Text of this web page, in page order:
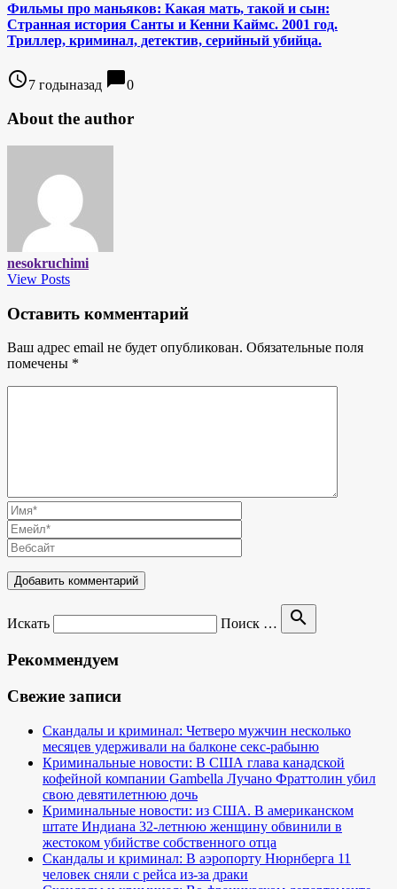
Фильмы про маньяков: Какая мать, такой и сын:
Странная история Санты и Кенни Каймс. 2001 год.
Триллер, криминал, детектив, серийный убийца.
access_time7 годыназад chat_bubble0
About the author
nesokruchimi
View Posts
Оставить комментарий
Ваш адрес email не будет опубликован. Обязательные поля
помечены *
Искать Поиск … search
Рекоммендуем
Свежие записи
Скандалы и криминал: Четверо мужчин несколько
месяцев удерживали на балконе секс-рабыню
Криминальные новости: В США глава канадской
кофейной компании Gambella Лучано Фраттолин убил
свою девятилетнюю дочь
Криминальные новости: из США. В американском
штате Индиана 32-летнюю женщину обвинили в
жестоком убийстве собственного отца
Скандалы и криминал: В аэропорту Нюрнберга 11
человек сняли с рейса из-за драки